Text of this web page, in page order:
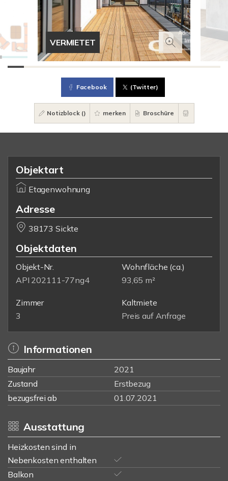
VERMIETET
Facebook (Twitter)
Notizblock () merken Broschüre
Objektart
Etagenwohnung
Adresse
38173 Sickte
Objektdaten
Objekt-Nr.
API 202111-77ng4
Wohnfläche (ca.)
93,65 m²
Zimmer
3
Kaltmiete
Preis auf Anfrage
Informationen
Baujahr
2021
Zustand
Erstbezug
bezugsfrei ab
01.07.2021
Ausstattung
Heizkosten sind in
Nebenkosten enthalten
Balkon